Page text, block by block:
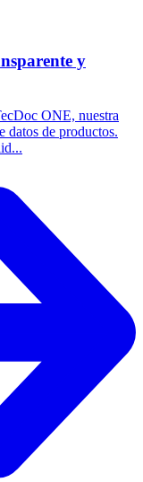
y
ONE, nuestra
datos de productos.